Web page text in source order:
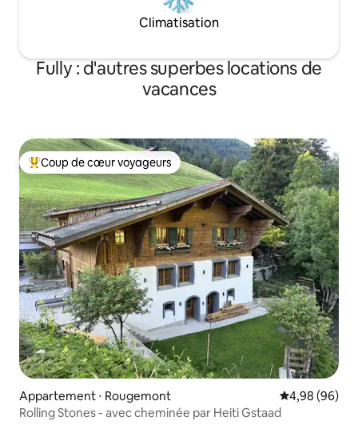
Climatisation
Fully : d'autres superbes locations de
vacances
Coups de cœur voyageurs les plus appréciés
Coup de cœur voyageurs
Appartement ⋅ Rougemont Évaluation
4,98 (96)
Rolling Stones - avec cheminée par Heiti Gstaad